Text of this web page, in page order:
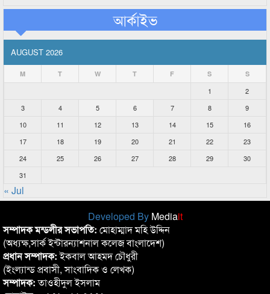
আর্কাইভ
AUGUST 2026
M T W T F S S
1
2
3
4 5 6 7 8
9
10
11 12 13 14 15
16
17
18 19 20 21 22
23
24
25 26 27 28 29
30
31
« Jul
Developed By Mediait
সম্পাদক মন্ডলীর সভাপতি: মোহাম্মাদ মহি উদ্দিন
(অধ্যক্ষ,সার্ক ইন্টারন্যাশনাল কলেজ বাংলাদেশ)
প্রধান সম্পাদক:ইকবাল আহমদ চৌধুরী
(ইংল্যান্ড প্রবাসী, সাংবাদিক ও লেখক)
সম্পাদক:তাওহীদুল ইসলাম